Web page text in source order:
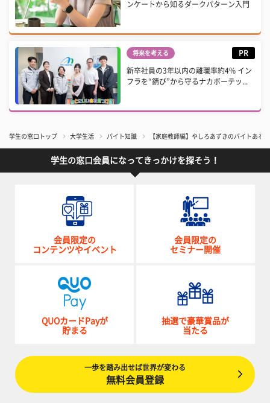
ンケートから知るダークパターン入門
将来を考える PR
新卒社員の3年以内の離職率約4% イン
フラを“錆び”から守るナカボーテッ...
学生の窓口トップ 大学生活 バイト知識 【家庭教師編】やしろあずきのバイトある
学生の窓口会員になってきっかけを探そう！
会員限定の
コンテンツやイベント
会員限定の
セミナー開催
QUOカードPayが
貯まる
抽選で豪華賞品が
当たる
一歩を踏み出せば世界が変わる
無料会員登録